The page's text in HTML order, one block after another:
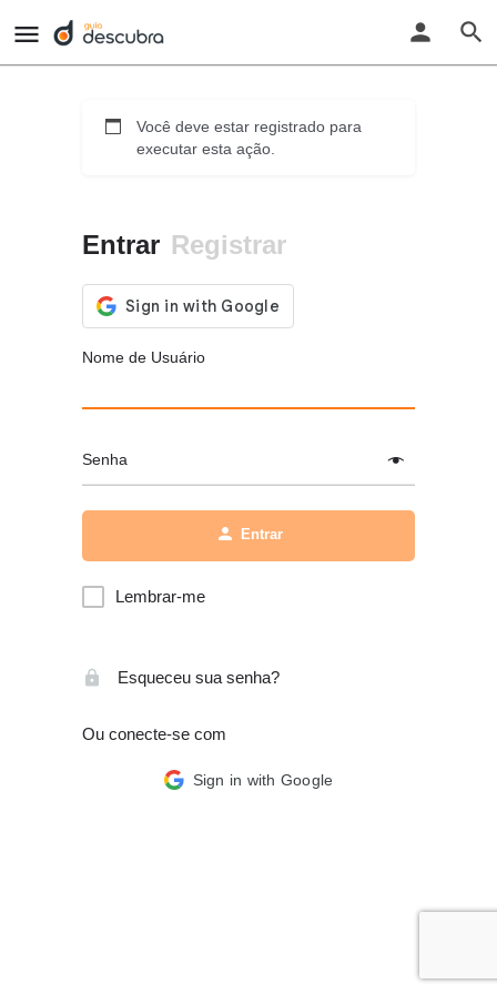
Você deve estar registrado para
executar esta ação.
Entrar Registrar
Nome de Usuário
Senha
Entrar
Lembrar-me
Esqueceu sua senha?
Ou conecte-se com
Sign in with Google